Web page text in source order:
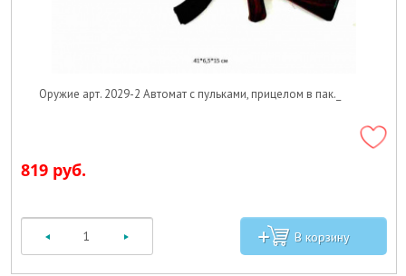
Оружие арт. 2029-2 Автомат с пульками, прицелом в пак._
819 руб.